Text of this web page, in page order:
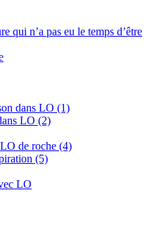
qui n’a pas eu le temps d’être
dans LO (1)
LO (2)
de roche (4)
(5)
LO